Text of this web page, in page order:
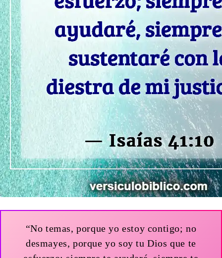
“No temas, porque yo estoy contigo; no
desmayes, porque yo soy tu Dios que te